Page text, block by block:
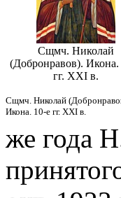
Сщмч. Николай
(Добронравов). Икона.
гг. XXI в.
Сщмч. Николай
Икона. 10-е гг. XXI в.
же года